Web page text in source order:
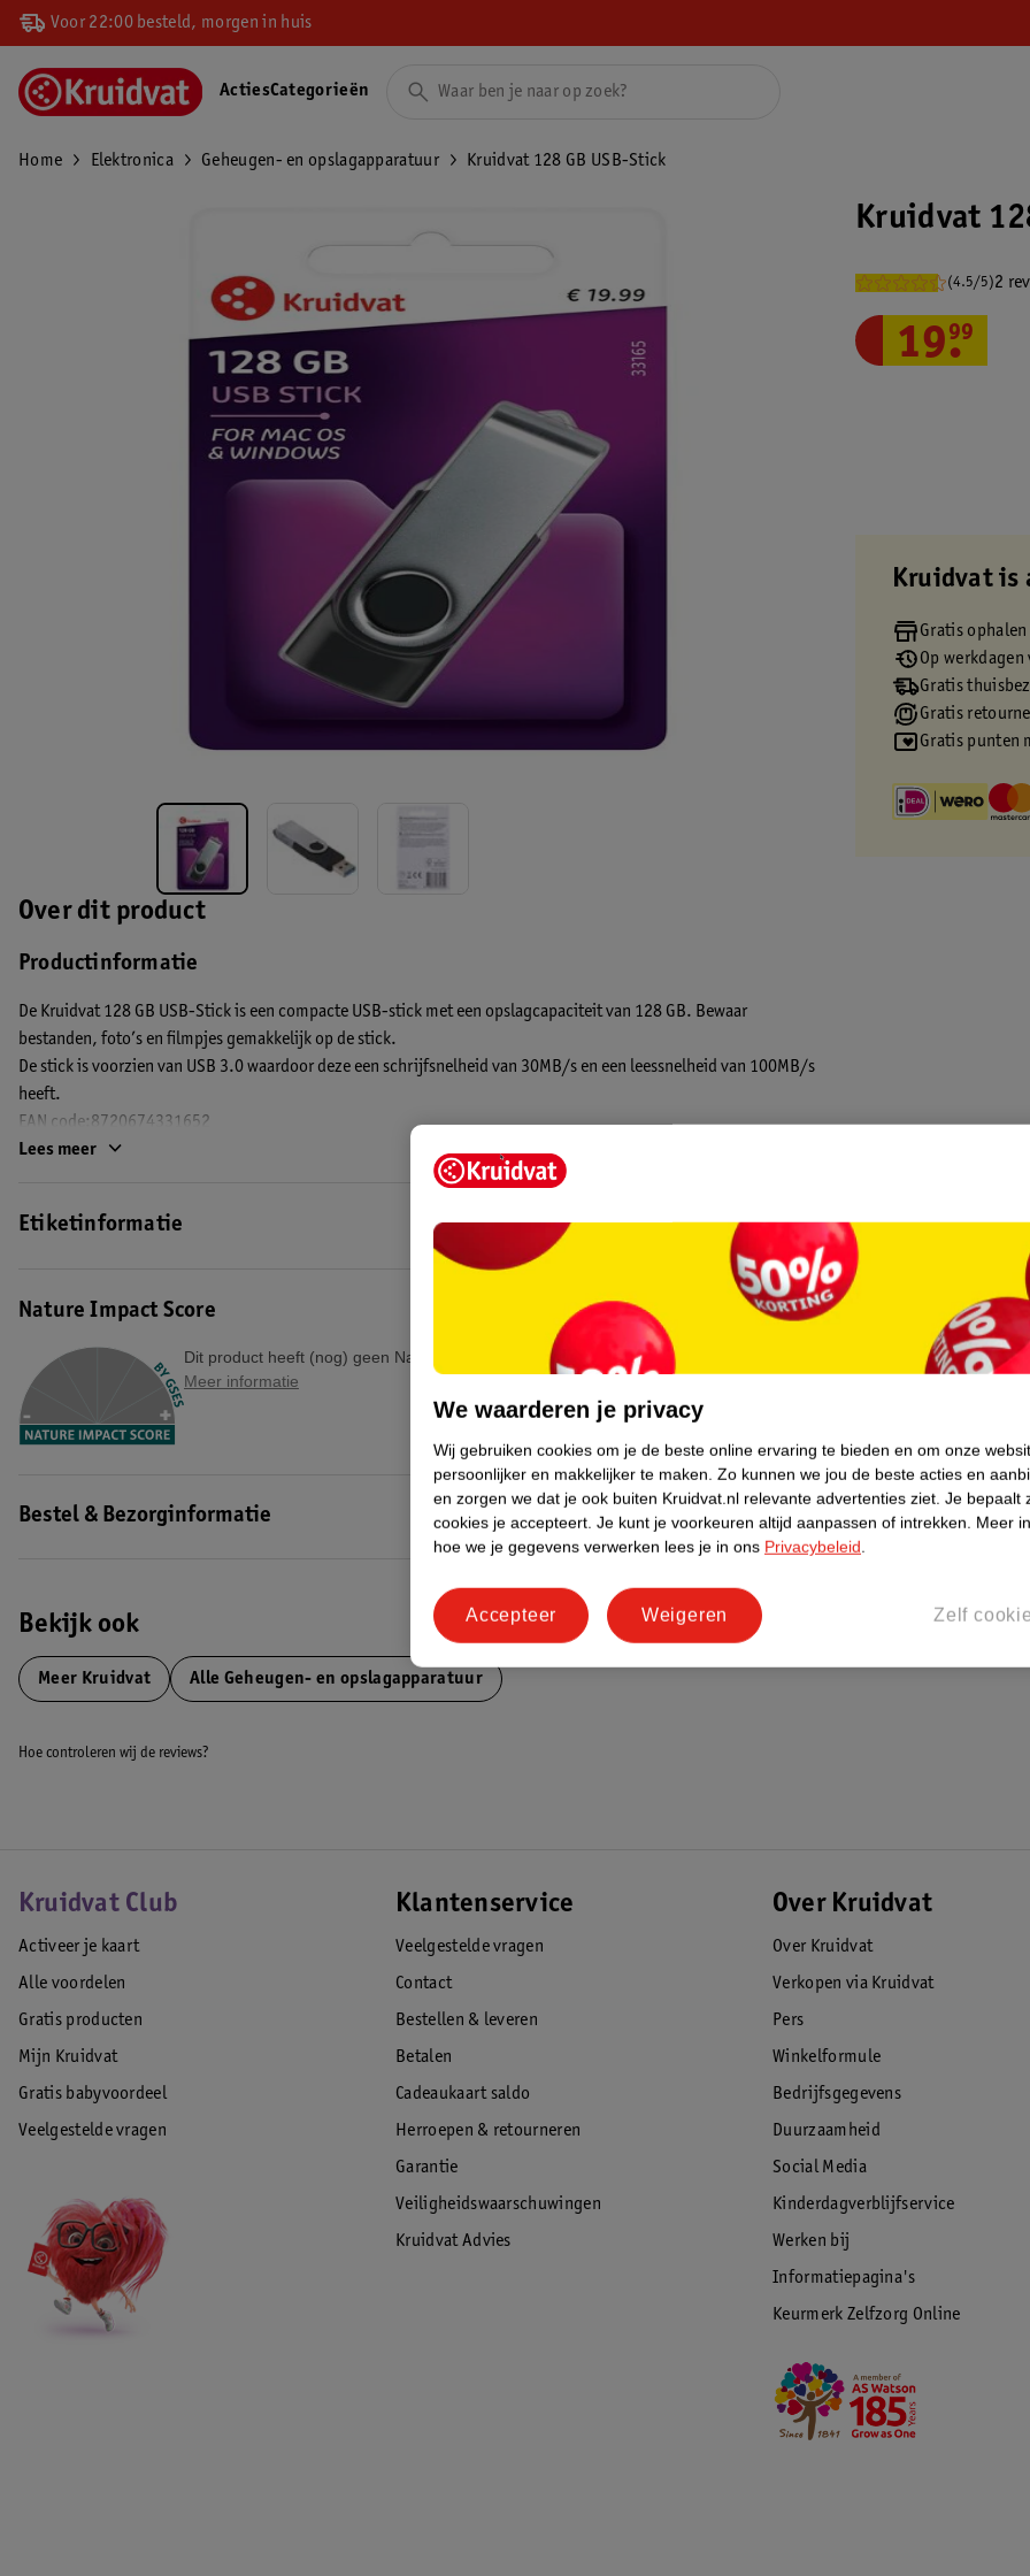
Voor 22:00 besteld, morgen in huis
ActiesCategorieën
Home Elektronica Geheugen- en opslagapparatuur Kruidvat 128 GB USB-Stick
Over dit product
Productinformatie
De Kruidvat 128 GB USB-Stick is een compacte USB-stick met een opslagcapaciteit van 128 GB. Bewaar
bestanden, foto’s en filmpjes gemakkelijk op de stick.
De stick is voorzien van USB 3.0 waardoor deze een schrijfsnelheid van 30MB/s en een leessnelheid van 100MB/s
heeft.
EAN code:8720674331652
Lees meer
Etiketinformatie
Nature Impact Score
Dit product heeft (nog) geen Nature Impact Score.
Meer informatie
Bestel & Bezorginformatie
Bekijk ook
Meer Kruidvat Alle Geheugen- en opslagapparatuur
Kruidvat
(4.5/5)2
19.
99
Kruidvat is
Gratis
Op
Gratis
Gratis
Gratis punten
Hoe controleren wij de reviews?
Kruidvat Club
Activeer je kaart
Alle voordelen
Gratis producten
Mijn Kruidvat
Gratis babyvoordeel
Veelgestelde vragen
Klantenservice
Veelgestelde vragen
Contact
Bestellen & leveren
Betalen
Cadeaukaart saldo
Herroepen & retourneren
Garantie
Veiligheidswaarschuwingen
Kruidvat Advies
Over Kruidvat
Over Kruidvat
Verkopen via Kruidvat
Pers
Winkelformule
Bedrijfsgegevens
Duurzaamheid
Social Media
Kinderdagverblijfservice
Werken bij
Informatiepagina's
Keurmerk Zelfzorg Online
We waarderen je privacy
Wij gebruiken cookies om je de beste online ervaring te bieden en om onze
persoonlijker en makkelijker te maken. Zo kunnen we jou de beste acties en
en zorgen we dat je ook buiten Kruidvat.nl relevante advertenties ziet. Je bepaalt
cookies je accepteert. Je kunt je voorkeuren altijd aanpassen of intrekken. Meer
hoe we je gegevens verwerken lees je in ons Privacybeleid.
Zelf
Weigeren
Accepteer